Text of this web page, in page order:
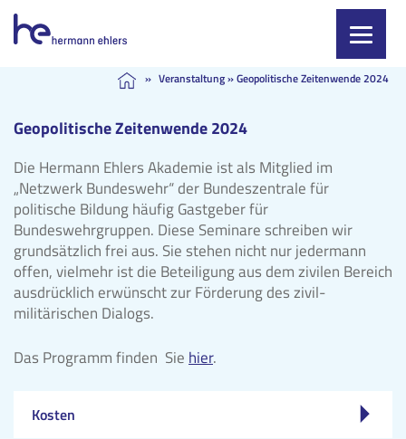
content
» Veranstaltung»Geopolitische Zeitenwende 2024
Geopolitische Zeitenwende 2024
Die Hermann Ehlers Akademie ist als Mitglied im
„Netzwerk Bundeswehr“ der Bundeszentrale für
politische Bildung häufig Gastgeber für
Bundeswehrgruppen. Diese Seminare schreiben wir
grundsätzlich frei aus. Sie stehen nicht nur jedermann
offen, vielmehr ist die Beteiligung aus dem zivilen Bereich
ausdrücklich erwünscht zur Förderung des zivil-
militärischen Dialogs.
Das Programm finden Sie hier.
Kosten